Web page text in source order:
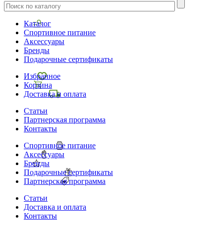
Каталог
Спортивное питание
Аксессуары
Бренды
Подарочные сертификаты
Избранное
Корзина
Доставка и оплата
Статьи
Партнерская программа
Контакты
Спортивное питание
Аксессуары
Бренды
Подарочные сертификаты
Партнерская программа
Статьи
Доставка и оплата
Контакты